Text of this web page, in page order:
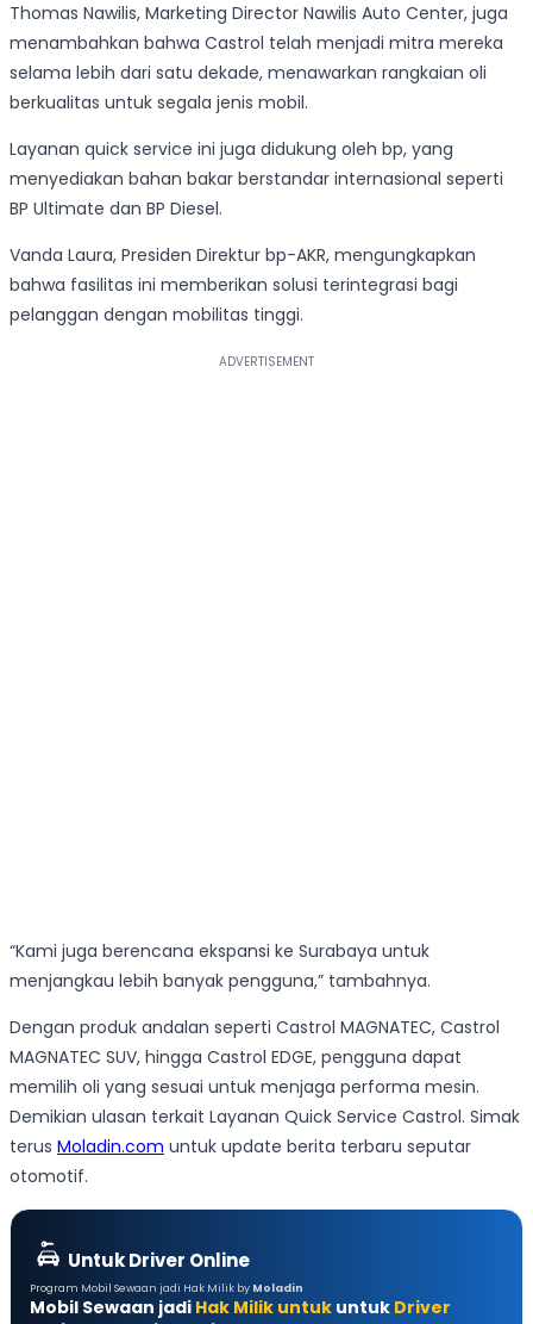
Thomas Nawilis, Marketing Director Nawilis Auto Center, juga
menambahkan bahwa Castrol telah menjadi mitra mereka
selama lebih dari satu dekade, menawarkan rangkaian oli
berkualitas untuk segala jenis mobil.
Layanan quick service ini juga didukung oleh bp, yang
menyediakan bahan bakar berstandar internasional seperti
BP Ultimate dan BP Diesel.
Vanda Laura, Presiden Direktur bp-AKR, mengungkapkan
bahwa fasilitas ini memberikan solusi terintegrasi bagi
pelanggan dengan mobilitas tinggi.
“Kami juga berencana ekspansi ke Surabaya untuk
menjangkau lebih banyak pengguna,” tambahnya.
Dengan produk andalan seperti Castrol MAGNATEC, Castrol
MAGNATEC SUV, hingga Castrol EDGE, pengguna dapat
memilih oli yang sesuai untuk menjaga performa mesin.
Demikian ulasan terkait Layanan Quick Service Castrol. Simak
terus Moladin.com untuk update berita terbaru seputar
otomotif.
Untuk Driver Online
Program Mobil Sewaan jadi Hak Milik by Moladin
Mobil Sewaan jadi Hak Milik untuk untuk Driver